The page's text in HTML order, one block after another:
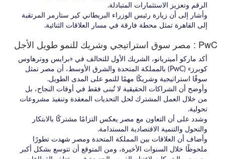
الرقم وتعزيز الاستثمارات المتبادلة.
وأشار إلى أن زيارة رئيس الوزراء البريطاني كير ستارمر المرتقبة
إلى القاهرة تمثل محطة فارقة في مسار العلاقات الثنائية.
PwC : مصر سوق استراتيجي وشريك للنمو طويل الأجل
أكد ماركو أميتريانو، الشريك الأول للتحالف في «برايس ووترهاوس
كوبرز» (PwC) بالمملكة المتحدة والشرق الأوسط، أن مصر تمثل
سوقًا استراتيجية وشريكًا مهمًا للنمو على المدى الطويل.
وأوضح أن الشراكات الحقيقية لا تُبنى فقط في أوقات النجاح، بل
من خلال العمل المشترك لحل التحديات المعقدة وتنفيذ مشروعات
تحولية.
وشدد على أن التعاون مع مصر يعكس التزامًا مشتركًا بالابتكار
والتحول والتنمية الاقتصادية المستدامة.
وأضاف أن العلاقات بين المملكة المتحدة ومصر شهدت تطورًا
ملحوظًا خلال السنوات الأخيرة، ومن المتوقع أن تتوسع بشكل أكبر